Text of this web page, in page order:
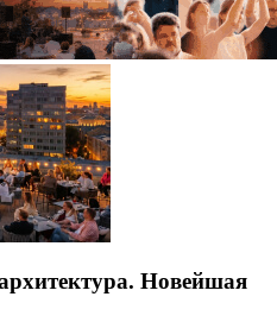
Новейшая